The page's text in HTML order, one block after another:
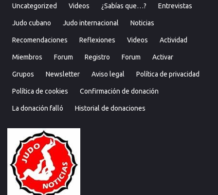
Uncategorized Videos ¿Sabías que…? Entrevistas
Judo cubano Judo internacional Noticias
Recomendaciones Reflexiones Videos Actividad
Miembros Forum Registro Forum Activar
Grupos Newsletter Aviso legal Política de privacidad
Política de cookies Confirmación de donación
La donación falló Historial de donaciones